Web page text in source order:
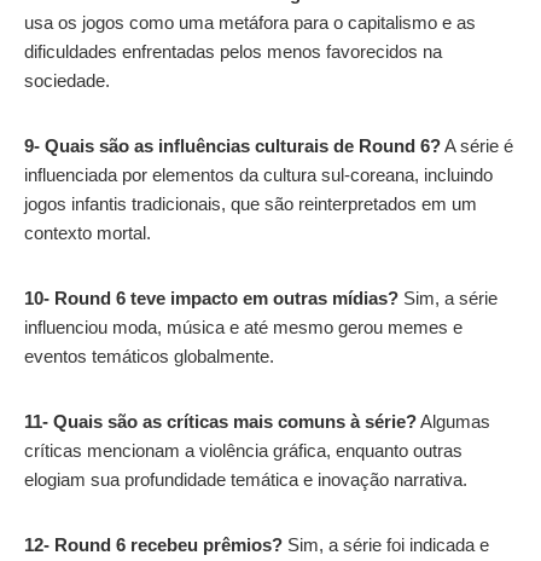
usa os jogos como uma metáfora para o capitalismo e as
dificuldades enfrentadas pelos menos favorecidos na
sociedade.
9- Quais são as influências culturais de Round 6?A série é
influenciada por elementos da cultura sul-coreana, incluindo
jogos infantis tradicionais, que são reinterpretados em um
contexto mortal.
10- Round 6 teve impacto em outras mídias? Sim, a série
influenciou moda, música e até mesmo gerou memes e
eventos temáticos globalmente.
11- Quais são as críticas mais comuns à série?Algumas
críticas mencionam a violência gráfica, enquanto outras
elogiam sua profundidade temática e inovação narrativa.
12- Round 6 recebeu prêmios? Sim, a série foi indicada e